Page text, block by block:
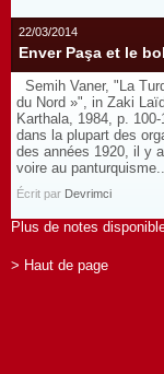
22/03/2014
Enver Paşa et le
Semih Vaner, "La
du Nord »", in Zaki
Karthala, 1984, p.
dans la plupart des
des années 1920, il y
voire au
Écrit par Devrimci
Plus de notes
> Haut de page